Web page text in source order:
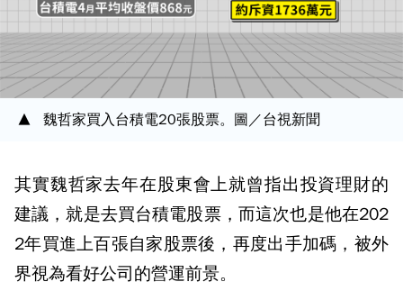
魏哲家買入台積電20張股票。圖／台視新聞
其實魏哲家去年在股東會上就曾指出投資理財的
建議，就是去買台積電股票，而這次也是他在202
2年買進上百張自家股票後，再度出手加碼，被外
界視為看好公司的營運前景。